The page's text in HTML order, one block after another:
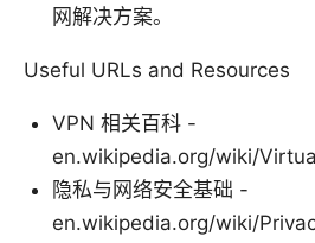
网解决方案。
Useful URLs and Resources
VPN 相关百科 -
en.wikipedia.org/wiki/
隐私与网络安全基础 -
en.wikipedia.org/wiki/